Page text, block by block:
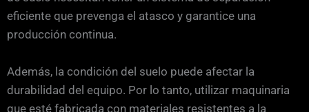
eficiente que prevenga el atasco y garantice una
producción continua.
Además, la condición del suelo puede afectar la
durabilidad del equipo. Por lo tanto, utilizar maquinaria
que esté fabricada con materiales resistentes a la